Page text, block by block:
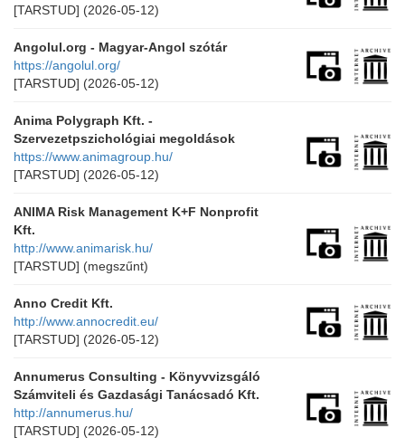
[TARSTUD] (2026-05-12)
Angolul.org - Magyar-Angol szótár
https://angolul.org/
[TARSTUD] (2026-05-12)
Anima Polygraph Kft. -
Szervezetpszichológiai megoldások
https://www.animagroup.hu/
[TARSTUD] (2026-05-12)
ANIMA Risk Management K+F Nonprofit
Kft.
http://www.animarisk.hu/
[TARSTUD] (megszűnt)
Anno Credit Kft.
http://www.annocredit.eu/
[TARSTUD] (2026-05-12)
Annumerus Consulting - Könyvvizsgáló
Számviteli és Gazdasági Tanácsadó Kft.
http://annumerus.hu/
[TARSTUD] (2026-05-12)